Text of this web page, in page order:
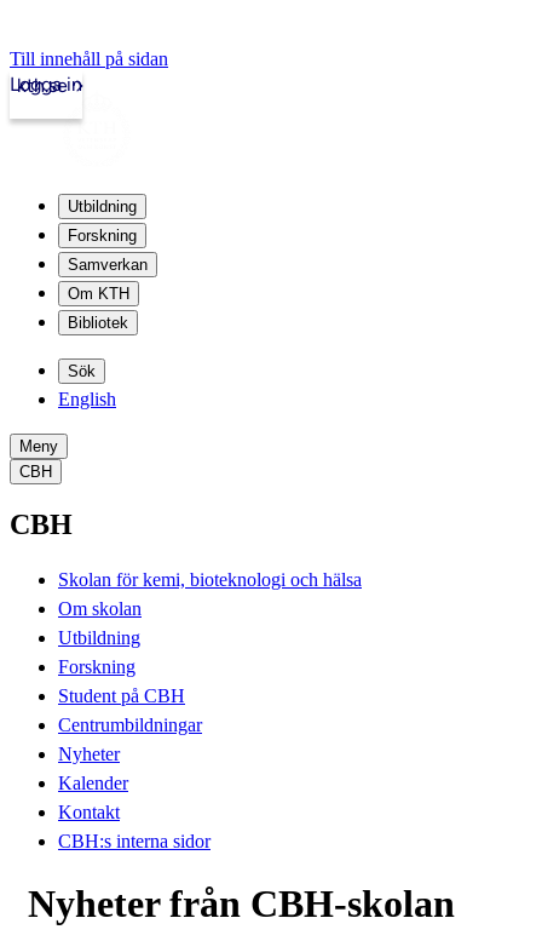
Till innehåll på sidan
kth.se
Logga in
Utbildning
Forskning
Samverkan
Om KTH
Bibliotek
Sök
English
Meny
CBH
CBH
Skolan för kemi, bioteknologi och hälsa
Om skolan
Utbildning
Forskning
Student på CBH
Centrumbildningar
Nyheter
Kalender
Kontakt
CBH:s interna sidor
Nyheter från CBH-skolan